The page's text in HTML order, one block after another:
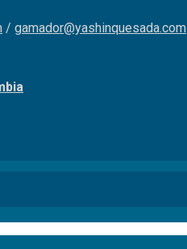
/ gamador@yashinquesada.com